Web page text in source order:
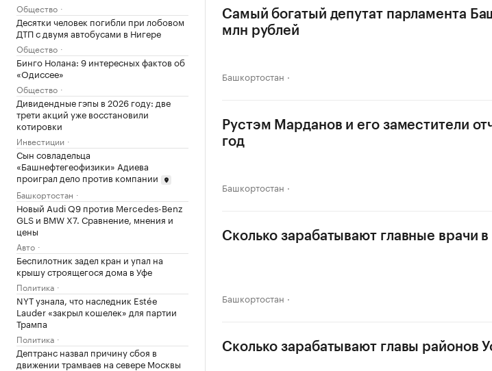
Общество
Десятки человек погибли при лобовом
ДТП с двумя автобусами в Нигере
Общество
Бинго Нолана: 9 интересных фактов об
«Одиссее»
Общество
Дивидендные гэпы в 2026 году: две
трети акций уже восстановили
котировки
Инвестиции
Сын совладельца
«Башнефтегеофизики» Адиева
проиграл дело против компании
Башкортостан
Новый Audi Q9 против Mercedes-Benz
GLS и BMW X7. Сравнение, мнения и
цены
Авто
Беспилотник задел кран и упал на
крышу строящегося дома в Уфе
Политика
NYT узнала, что наследник Estée
Lauder «закрыл кошелек» для партии
Трампа
Политика
Дептранс назвал причину сбоя в
движении трамваев на севере Москвы
Самый богатый депутат парламента
млн рублей
Башкортостан
Рустэм Марданов и его заместители
год
Башкортостан
Сколько зарабатывают главные врачи
Башкортостан
Сколько зарабатывают главы районов